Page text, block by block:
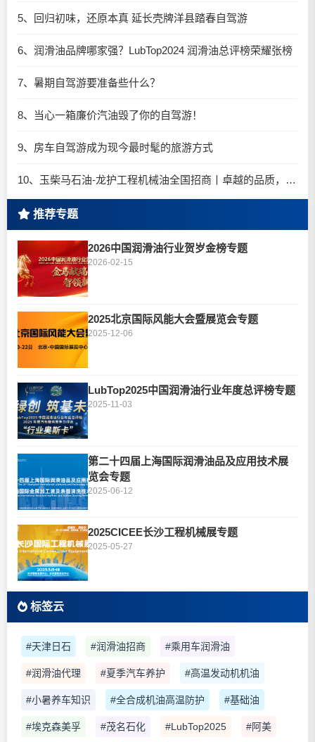
5、回归初味，还原本真 延长壳牌洋县踏春自驾游
6、润滑油品牌哪家强？LubTop2024 润滑油总评榜荣耀张榜
7、暑期自驾游要准备些什么？
8、当心一箱廉价汽油毁了你的自驾游！
9、房车自驾游成为现今最时髦的旅游方式
10、玉柴马石油-龙护工程机械油全国招商丨卓越的品质，专业的品牌！
推荐专题
2026中国润滑油行业贺岁金榜专题
2026-02-15
2025北京国际风能大会暨展览会专题
2025-12-06
LubTop2025中国润滑油行业年度总评榜专题
2025-11-03
第二十四届上海国际润滑油品及应用技术展
览会专题
2025-06-12
2025CICEE长沙工程机械展专题
2025-05-27
标签云
#天津日石 #润滑油招商 #乘用车润滑油
#润滑油代理 #夏季汽车养护 #高温发动机机油
#小暑养车知识 #全合成机油高温防护 #基础油
#埃克森美孚 #茂名石化 #LubTop2025 #阿美